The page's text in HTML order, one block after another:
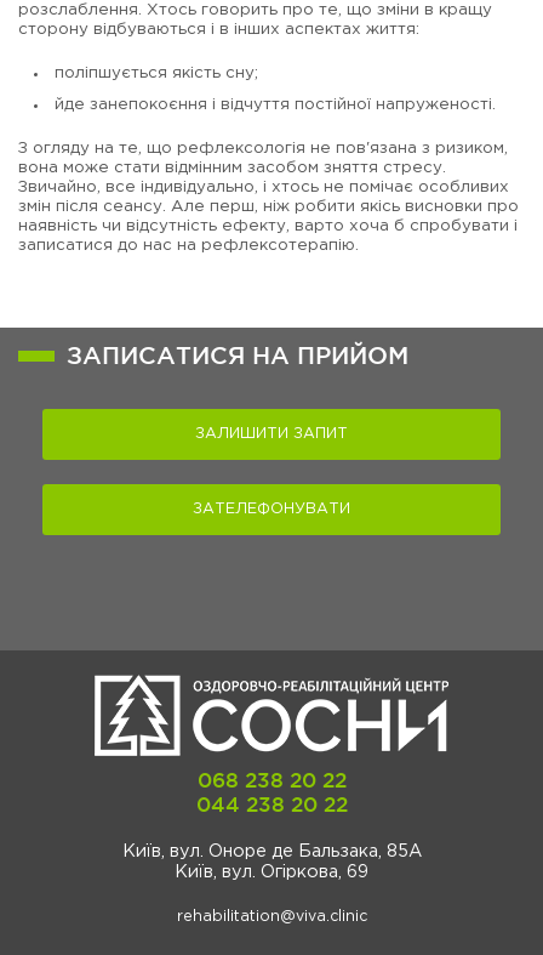
розслаблення. Хтось говорить про те, що зміни в кращу
сторону відбуваються і в інших аспектах життя:
поліпшується якість сну;
йде занепокоєння і відчуття постійної напруженості.
З огляду на те, що рефлексологія не пов'язана з ризиком,
вона може стати відмінним засобом зняття стресу.
Звичайно, все індивідуально, і хтось не помічає особливих
змін після сеансу. Але перш, ніж робити якісь висновки про
наявність чи відсутність ефекту, варто хоча б спробувати і
записатися до нас на рефлексотерапію.
ЗАПИСАТИСЯ НА ПРИЙОМ
ЗАЛИШИТИ ЗАПИТ
ЗАТЕЛЕФОНУВАТИ
068 238 20 22
044 238 20 22
Київ, вул. Оноре де Бальзака, 85А
Київ, вул. Огіркова, 69
rehabilitation@viva.clinic